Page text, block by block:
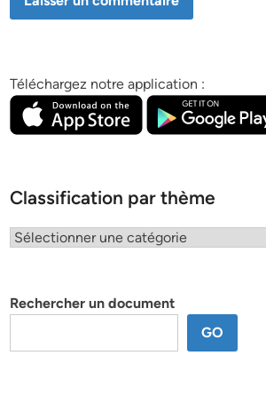
Téléchargez notre application :
Classification par thème
Classification
Rechercher un document
GO